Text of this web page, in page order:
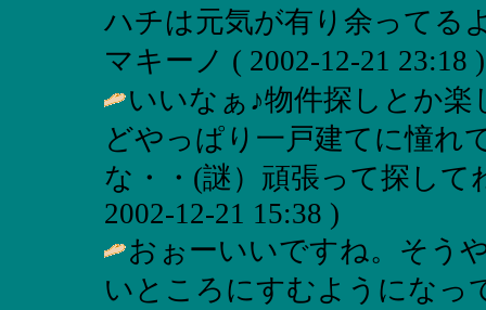
ハチは元気が有り余ってる
マキーノ ( 2002-12-21 23:18 )
いいなぁ♪物件探しとか
どやっぱり一戸建てに憧れ
な・・(謎）頑張って探し
2002-12-21 15:38 )
おぉーいいですね。そう
いところにすむようになっ